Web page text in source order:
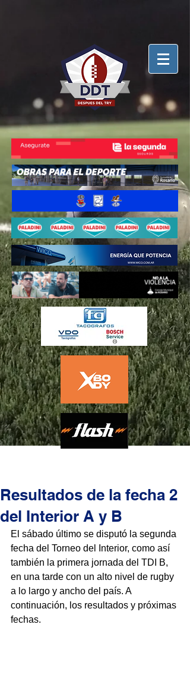
Resultados de la fecha 2
del Interior A y B
El sábado último se disputó la segunda
fecha del Torneo del Interior, como así
también la primera jornada del TDI B,
en una tarde con un alto nivel de rugby
a lo largo y ancho del país. A
continuación, los resultados y próximas
fechas.